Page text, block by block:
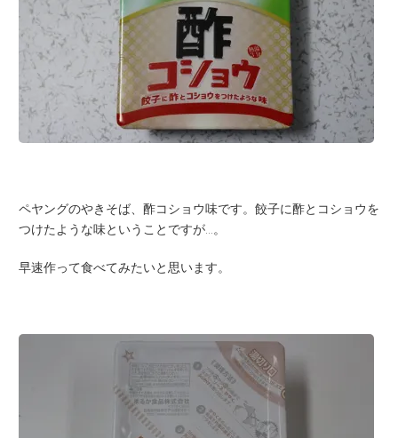
ペヤングのやきそば、酢コショウ味です。餃子に酢とコショウを
つけたような味ということですが…。
早速作って食べてみたいと思います。